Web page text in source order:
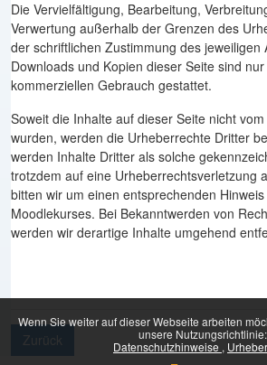
Wenn Sie weiter auf dieser Webseite arbeiten
unsere Nutzungsrichtlinie:
Datenschutzhinweise
Die Vervielfältigung, Bearbeitung,
Verwertung außerhalb der Grenzen des
der schriftlichen Zustimmung des jeweiligen
Downloads und Kopien dieser Seite sind
kommerziellen Gebrauch gestattet.
Soweit die Inhalte auf dieser Seite nicht
wurden, werden die Urheberrechte Dritter
werden Inhalte Dritter als solche
trotzdem auf eine Urheberrechtsverletzung
bitten wir um einen entsprechenden
Moodlekurses. Bei Bekanntwerden von
werden wir derartige Inhalte umgehend
Zurück